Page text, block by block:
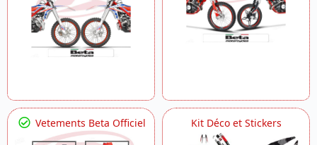
Vetements Beta Officiel Kit Déco et Stickers